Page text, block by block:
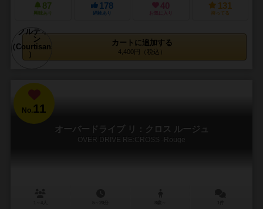
87
興味あり
178
経験あり
40
お気に入り
131
持ってる
カートに追加する
4,400円（税込）
No.11
オーバードライブ リ：クロス ルージュ
OVER DRIVE RE:CROSS -Rouge